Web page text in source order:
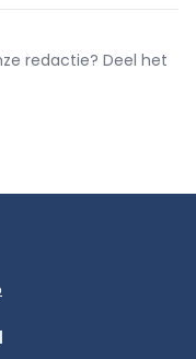
redactie? Deel het